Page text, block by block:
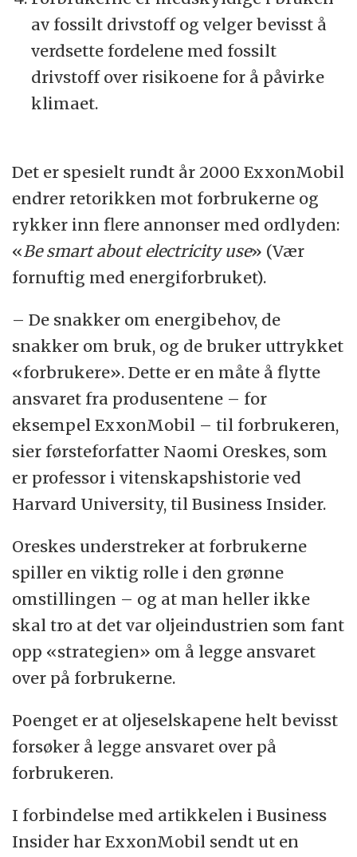
av fossilt drivstoff og velger bevisst å
verdsette fordelene med fossilt
drivstoff over risikoene for å påvirke
klimaet.
Det er spesielt rundt år 2000 ExxonMobil
endrer retorikken mot forbrukerne og
rykker inn flere annonser med ordlyden:
«Be smart about electricity use» (Vær
fornuftig med energiforbruket).
– De snakker om energibehov, de
snakker om bruk, og de bruker uttrykket
«forbrukere». Dette er en måte å flytte
ansvaret fra produsentene – for
eksempel ExxonMobil – til forbrukeren,
sier førsteforfatter Naomi Oreskes, som
er professor i vitenskapshistorie ved
Harvard University, til Business Insider.
Oreskes understreker at forbrukerne
spiller en viktig rolle i den grønne
omstillingen – og at man heller ikke
skal tro at det var oljeindustrien som fant
opp «strategien» om å legge ansvaret
over på forbrukerne.
Poenget er at oljeselskapene helt bevisst
forsøker å legge ansvaret over på
forbrukeren.
I forbindelse med artikkelen i Business
Insider har ExxonMobil sendt ut en